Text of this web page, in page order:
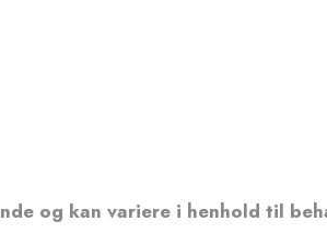
og kan variere i henhold til